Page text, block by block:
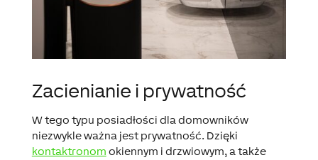
Zacienianie i prywatność
W tego typu posiadłości dla domowników
niezwykle ważna jest prywatność. Dzięki
kontaktronom okiennym i drzwiowym, a także